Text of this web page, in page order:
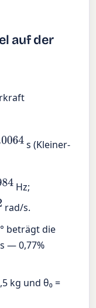
auf der
s (Kleiner-
Hz;
rad/s.
beträgt die
— 0,77%
kg und θ₀ =